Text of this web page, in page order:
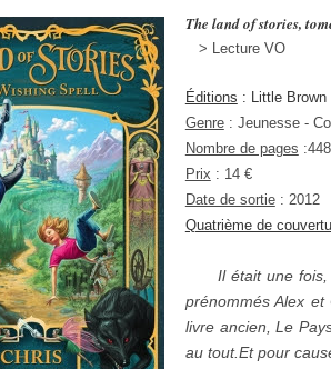
The land of stories,
> Lecture VO
Éditions : Little Brown
Genre: Jeunesse -
Nombre de pages :448
Prix : 14 €
Date de sortie: 2012
Quatrième de
Il était une fois,
prénommés Alex
livre ancien, Le
au tout.Et pour